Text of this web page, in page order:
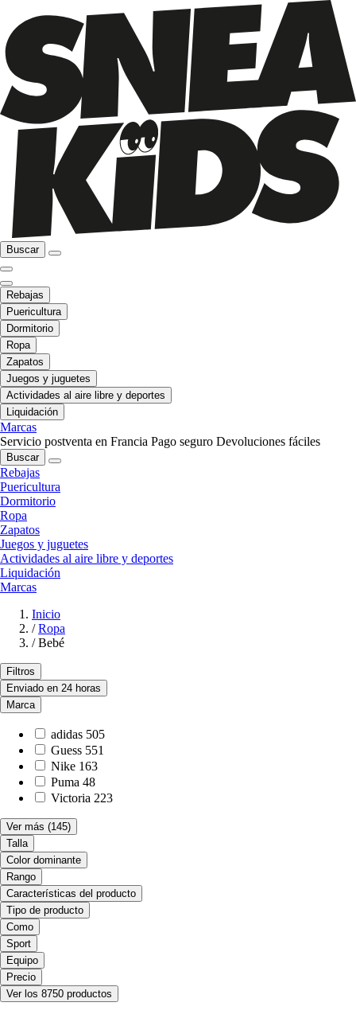
Buscar
Rebajas
Puericultura
Dormitorio
Ropa
Zapatos
Juegos y juguetes
Actividades al aire libre y deportes
Liquidación
Marcas
Servicio postventa en Francia Pago seguro Devoluciones fáciles
Buscar
Rebajas
Puericultura
Dormitorio
Ropa
Zapatos
Juegos y juguetes
Actividades al aire libre y deportes
Liquidación
Marcas
Inicio
/ Ropa
/ Bebé
Filtros
Enviado en 24 horas
Marca
adidas 505
Guess 551
Nike 163
Puma 48
Victoria 223
Ver más (145)
Talla
Color dominante
Rango
Características del producto
Tipo de producto
Como
Sport
Equipo
Precio
Ver los 8750 productos